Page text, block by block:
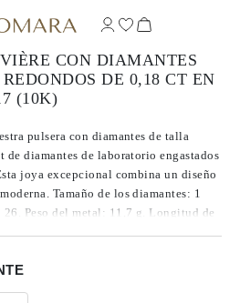
CON DIAMANTES
DE 0,18 CT EN
(10K)
pulsera con diamantes de talla
de diamantes de laboratorio engastados
joya excepcional combina un diseño
Tamaño de los diamantes: 1
26. Peso del metal: 11,7 g. Longitud de